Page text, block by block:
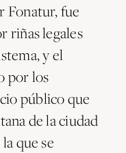
Fonatur, fue
riñas legales
y el
por los
público que
de la ciudad
que se